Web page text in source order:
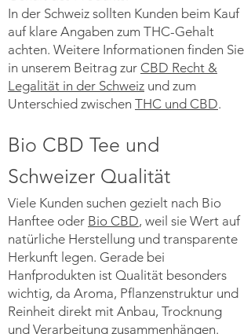
In der Schweiz sollten Kunden beim Kauf
auf klare Angaben zum THC-Gehalt
achten. Weitere Informationen finden Sie
in unserem Beitrag zur CBD Recht &
Legalität in der Schweiz und zum
Unterschied zwischen THC und CBD.
Bio CBD Tee und
Schweizer Qualität
Viele Kunden suchen gezielt nach Bio
Hanftee oder Bio CBD, weil sie Wert auf
natürliche Herstellung und transparente
Herkunft legen. Gerade bei
Hanfprodukten ist Qualität besonders
wichtig, da Aroma, Pflanzenstruktur und
Reinheit direkt mit Anbau, Trocknung
und Verarbeitung zusammenhängen.